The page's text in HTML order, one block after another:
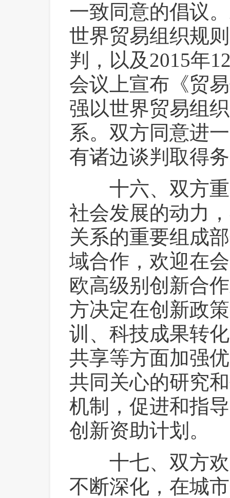
一致同意的倡议
世界贸易组织规
判，以及2015年
会议上宣布《贸
强以世界贸易组
系。双方同意进
有诸边谈判取得
十六、双方重
社会发展的动力
关系的重要组成
域合作，欢迎在
欧高级别创新合
方决定在创新政
训、科技成果转
共享等方面加强
共同关心的研究
机制，促进和指
创新资助计划。
十七、双方欢
不断深化，在城